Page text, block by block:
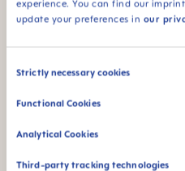
experience. You can find our
update your preferences in our
Consent
Strictly necessary cookies
Functional Cookies
Analytical Cookies
Third-party tracking technologies
fremstillet i Europa
*Markedsforskning 2010-